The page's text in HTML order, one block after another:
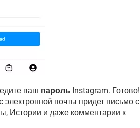
ваш пароль Instagram. Готово!
почты придет письмо с
Истории и даже комментарии к